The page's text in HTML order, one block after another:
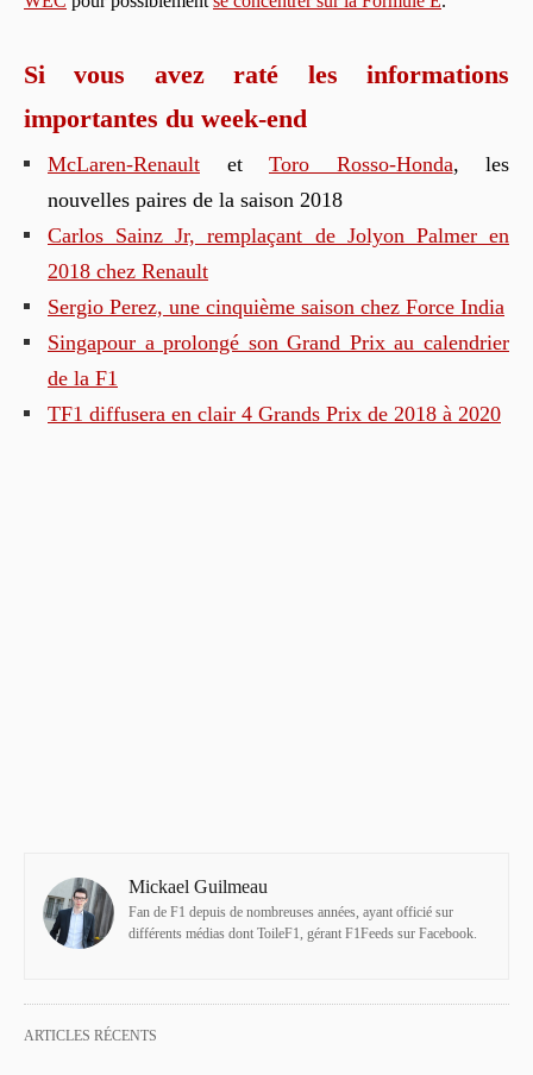
Si vous avez raté les informations
importantes du week-end
McLaren-Renault et Toro Rosso-Honda, les
nouvelles paires de la saison 2018
Carlos Sainz Jr, remplaçant de Jolyon Palmer en
2018 chez Renault
Sergio Perez, une cinquième saison chez Force India
Singapour a prolongé son Grand Prix au calendrier
de la F1
TF1 diffusera en clair 4 Grands Prix de 2018 à 2020
Mickael Guilmeau
Fan de F1 depuis de nombreuses années, ayant officié sur
différents médias dont ToileF1, gérant F1Feeds sur Facebook.
ARTICLES RÉCENTS